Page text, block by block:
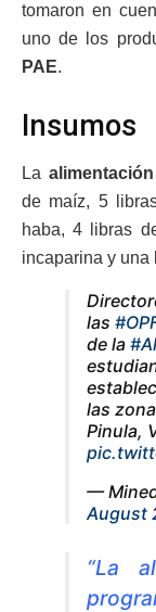
tomaron en
uno de los
PAE.
Insumos
La
de maíz, 5
haba, 4 libras
incaparina y una
las
de la
las
Pinula,
—
August
“La